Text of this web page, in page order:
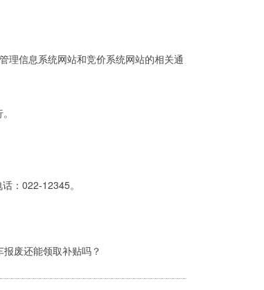
理信息系统网站和竞价系统网站的相关通
：022-12345。
废还能领取补贴吗？